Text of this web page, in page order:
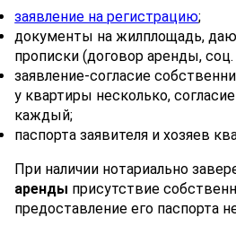
заявление на регистрацию;
документы на жилплощадь,
прописки (договор аренды,
заявление-согласие
у квартиры несколько,
каждый;
паспорта заявителя и хозяев
При наличии нотариально
аренды присутствие
предоставление его паспорта